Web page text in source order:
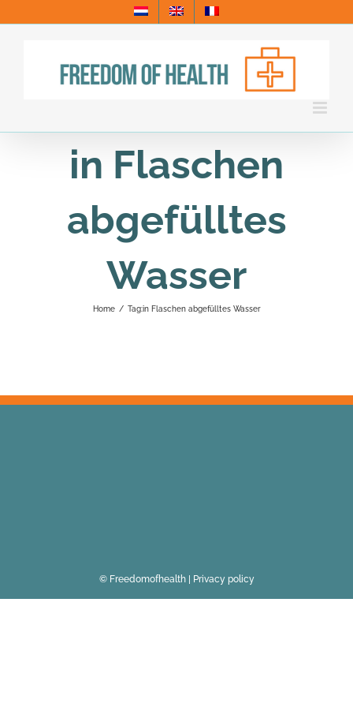
to
in Flaschen
abgefülltes
Wasser
Home / Tag:in Flaschen abgefülltes Wasser
© Freedomofhealth | Privacy policy